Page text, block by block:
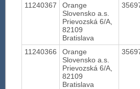
11240367
Orange
Slovensko a.s.
Prievozská 6/A,
82109
Bratislava
11240366
Orange
Slovensko a.s.
Prievozská 6/A,
82109
Bratislava